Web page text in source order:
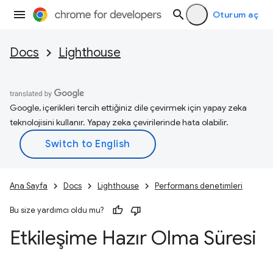
Oturum aç
Docs Lighthouse
Google, içerikleri tercih ettiğiniz dile çevirmek için yapay zeka
teknolojisini kullanır. Yapay zeka çevirilerinde hata olabilir.
Ana Sayfa Docs Lighthouse Performans denetimleri
Bu size yardımcı oldu mu?
Etkileşime Hazır Olma Süresi